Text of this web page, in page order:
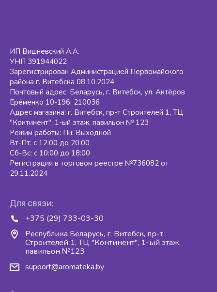
Для связи:
+375 (29) 733-03-30
Республика Беларусь, г. Витебск, пр-т
Строителей 1, ТЦ "Континент", 1-ый этаж,
павильон №123
support@aromateka.by
ИП Вишневский А.А.
УНП 391944022
Зарегистрирован Администрацией Первомайского
района г. Витебска 08.10.2024
Почтовый адрес: Беларусь, г. Витебск, ул. Актёров
Ерёменко 10-196, 210036
Адрес магазина: г. Витебск, пр-т Строителей 1, ТЦ
"Континент", 1-ый этаж, павильон № 123
Режим работы: Пн: Выходной
Вт-Пт: с 12:00 до 20:00
Сб-Вс: с 10:00 до 18:00
Регистрация в торговом реестре №736082 от
29.11.2024